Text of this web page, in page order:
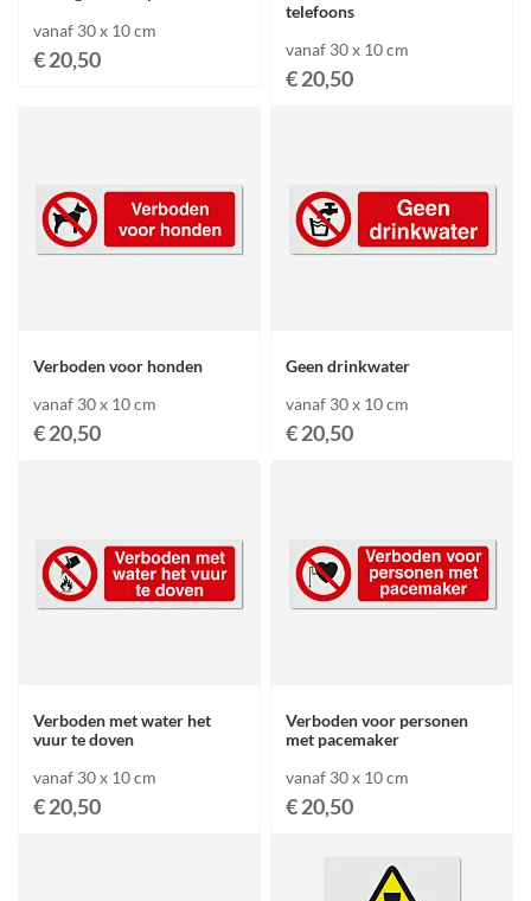
vanaf 30 x 10 cm
€ 20,50
telefoons
vanaf 30 x 10 cm
€ 20,50
Verboden voor honden
vanaf 30 x 10 cm
€ 20,50
Geen drinkwater
vanaf 30 x 10 cm
€ 20,50
Verboden met water het
vuur te doven
vanaf 30 x 10 cm
€ 20,50
Verboden voor personen
met pacemaker
vanaf 30 x 10 cm
€ 20,50